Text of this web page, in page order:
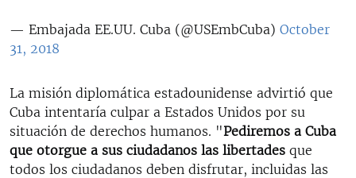
— Embajada EE.UU. Cuba (@USEmbCuba) October
31, 2018
La misión diplomática estadounidense advirtió que
Cuba intentaría culpar a Estados Unidos por su
situación de derechos humanos. "Pediremos a Cuba
que otorgue a sus ciudadanos las libertades que
todos los ciudadanos deben disfrutar, incluidas las